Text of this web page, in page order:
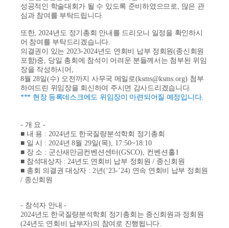
성공적인 학술대회가 될 수 있도록 준비하였으므로, 많은 관
심과 참여를 부탁드립니다.
또한, 2024년도 정기총회 안내를 드리오니 일정을 확인하시
어 참여를 부탁드리겠습니다.
의결권이 있는 2023-2024년도 연회비 납부 정회원(종신회원
포함)중, 당일 총회에 참석이 어려운 분들께서는 첨부된 위임
장을 작성하시어 ,
8월28일(수) 오전까지 사무국 메일로(ksms@ksms.org) 첨부
하여드린 위임장을 회신하여 주시면 감사드리겠습니다.
*** 현장 등록데스크에도 위임장이 마련되어질 예정입니다.
- 개 요 -
■ 내 용 : 2024년도 한국질량분석학회 정기총회
■ 일 시 : 2024년8월 29일(목), 17:50~18:10
■ 장 소 : 군산새만금컨벤션센터(GSCO), 컨벤션홀1
■ 참석대상자 : 24년도 연회비 납부 정회원/ 종신회원
■ 총회 의결권 대상자 : 2년(‘23-’24) 연속 연회비 납부 정회원
/ 종신회원
- 참석자 안내-
2024년도 한국질량분석학회 정기총회는 종신회원과 정회원
(24년도 연회비 납부자)의 참여로 진행됩니다.